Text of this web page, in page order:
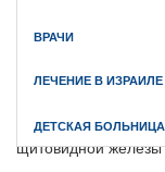
ВРАЧИ
ЛЕЧЕНИЕ В ИЗРАИЛЕ
ДЕТСКАЯ БОЛЬНИЦА
Главная // Лечение
щитовидной